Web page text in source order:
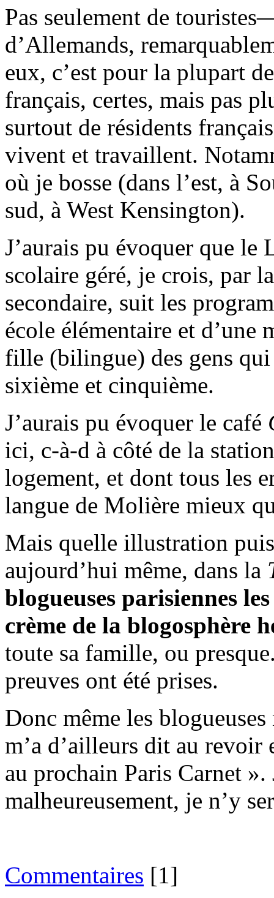
Pas seulement de
d’Allemands,
eux, c’est pour la plupart
français, certes, mais pas
surtout de résidents
vivent et travaillent.
où je bosse (dans l’est, à
sud, à West Kensington).
J’aurais pu évoquer que le
scolaire géré, je crois, par
secondaire, suit les
école élémentaire et d’une
fille (bilingue) des gens qui
sixième et cinquième.
J’aurais pu évoquer le café
ici, c-à-d à côté de la
logement, et dont tous les
langue de Molière mieux
Mais quelle illustration
aujourd’hui même, dans la
blogueuses parisiennes
crème de la blogosphère
toute sa famille, ou
preuves ont été prises.
Donc même les
m’a d’ailleurs dit au
au prochain Paris Carnet
malheureusement, je n’y
Commentaires [1]